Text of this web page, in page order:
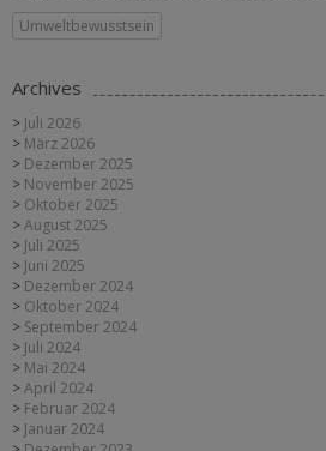
Umweltbewusstsein
Archives
Juli 2026
März 2026
Dezember 2025
November 2025
Oktober 2025
August 2025
Juli 2025
Juni 2025
Dezember 2024
Oktober 2024
September 2024
Juli 2024
Mai 2024
April 2024
Februar 2024
Januar 2024